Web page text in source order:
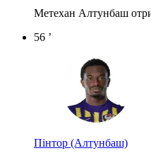
Метехан Алтунбаш
56 ’
Пінтор (Алтунбаш)